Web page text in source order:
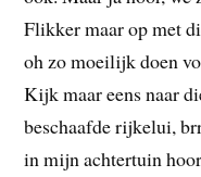
Flikker maar op met
oh zo moeilijk doen
Kijk maar eens naar
beschaafde rijkelui,
in mijn achtertuin